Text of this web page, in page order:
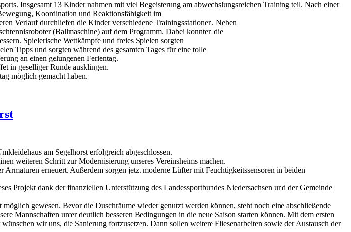
Insgesamt 13 Kinder nahmen mit viel Begeisterung am abwechslungsreichen Training teil. Nach einer
Koordination und Reaktionsfähigkeit im
Verlauf durchliefen die Kinder verschiedene Trainingsstationen. Neben
(Ballmaschine) auf dem Programm. Dabei konnten die
Spielerische Wettkämpfe und freies Spielen sorgten
Tipps und sorgten während des gesamten Tages für eine tolle
an einen gelungenen Ferientag.
in geselliger Runde ausklingen.
möglich gemacht haben.
am Segelhorst erfolgreich abgeschlossen.
weiteren Schritt zur Modernisierung unseres Vereinsheims machen.
erneuert. Außerdem sorgen jetzt moderne Lüfter mit Feuchtigkeitssensoren in beiden
Projekt dank der finanziellen Unterstützung des Landessportbundes Niedersachsen und der Gemeinde
gewesen. Bevor die Duschräume wieder genutzt werden können, steht noch eine abschließende
Mannschaften unter deutlich besseren Bedingungen in die neue Saison starten können. Mit dem ersten
wir uns, die Sanierung fortzusetzen. Dann sollen weitere Fliesenarbeiten sowie der Austausch der